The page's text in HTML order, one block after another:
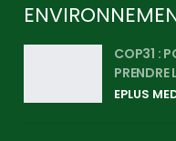
COP31 :